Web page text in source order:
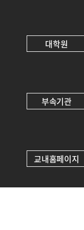
대학원
부속기관
교내홈페이지